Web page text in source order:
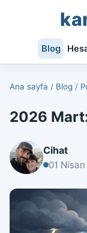
Blog
Ana sayfa / Blog /
2026
Cihat
01